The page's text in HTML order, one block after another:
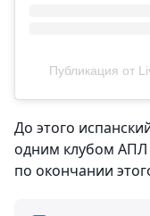
Публикация от
До этого
одним клубом АПЛ
по окончании